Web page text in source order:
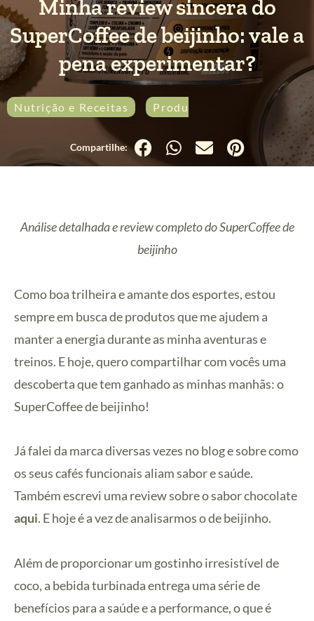
Minha review sincera do
SuperCoffee de beijinho: vale a
pena experimentar?
Nutrição e Receitas Produtos
Análise detalhada e review completo do SuperCoffee de
beijinho
Como boa trilheira e amante dos esportes, estou
sempre em busca de produtos que me ajudem a
manter a energia durante as minha aventuras e
treinos. E hoje, quero compartilhar com vocês uma
descoberta que tem ganhado as minhas manhãs: o
SuperCoffee de beijinho!
Já falei da marca diversas vezes no blog e sobre como
os seus cafés funcionais aliam sabor e saúde.
Também escrevi uma review sobre o sabor chocolate
aqui. E hoje é a vez de analisarmos o de beijinho.
Além de proporcionar um gostinho irresistível de
coco, a bebida turbinada entrega uma série de
benefícios para a saúde e a performance, o que é